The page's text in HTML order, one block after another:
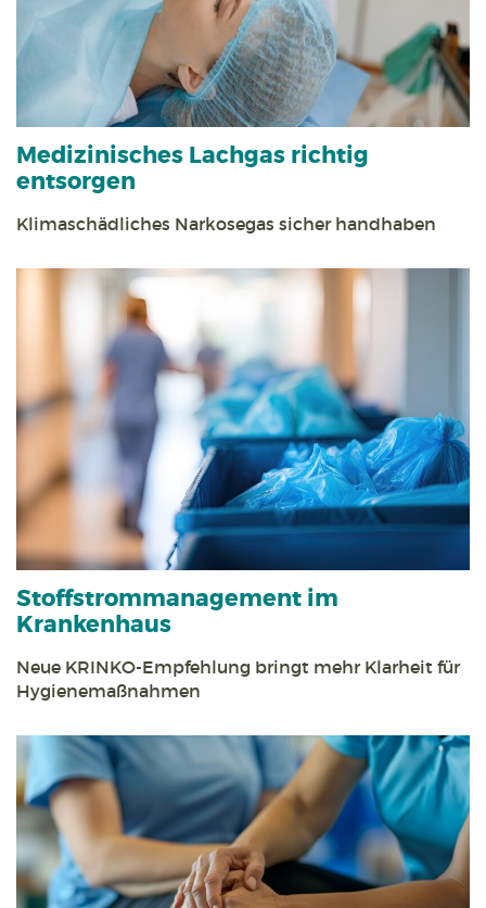
Medizinisches Lachgas richtig
entsorgen
Klimaschädliches Narkosegas sicher handhaben
Stoff­strom­management im
Krankenhaus
Neue KRINKO-Empfehlung bringt mehr Klarheit für
Hygienemaßnahmen